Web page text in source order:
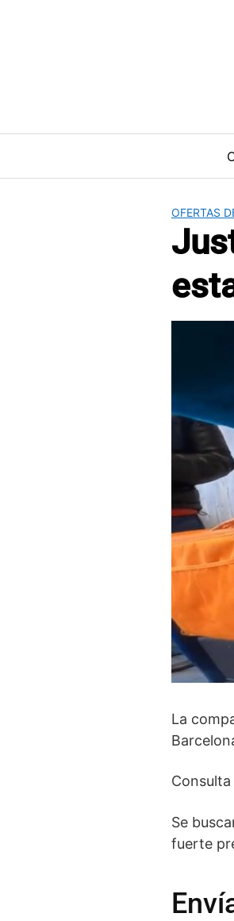
OFERTAS
La
Se
fuerte